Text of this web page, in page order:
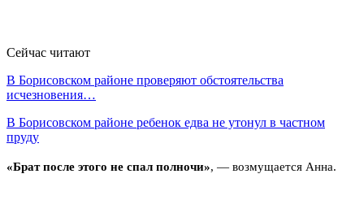
Сейчас читают
В Борисовском районе проверяют обстоятельства
исчезновения…
В Борисовском районе ребенок едва не утонул в частном
пруду
«Брат после этого не спал полночи», — возмущается Анна.